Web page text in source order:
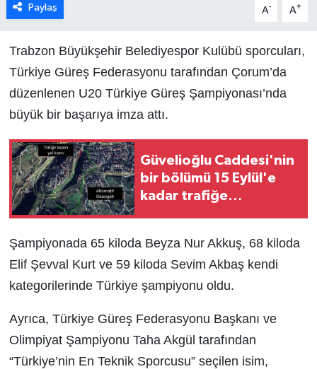
Paylaş A- A+
Trabzon Büyükşehir Belediyespor Kulübü sporcuları,
Türkiye Güreş Federasyonu tarafından Çorum’da
düzenlenen U20 Türkiye Güreş Şampiyonası’nda
büyük bir başarıya imza attı.
Güvelioğlu Caddesi'nin
bir bölümü 15 Eylül'e
kadar trafiğe
Şampiyonada 65 kiloda Beyza Nur Akkuş, 68 kiloda
Elif Şevval Kurt ve 59 kiloda Sevim Akbaş kendi
kategorilerinde Türkiye şampiyonu oldu.
Ayrıca, Türkiye Güreş Federasyonu Başkanı ve
Olimpiyat Şampiyonu Taha Akgül tarafından
“Türkiye’nin En Teknik Sporcusu” seçilen isim,